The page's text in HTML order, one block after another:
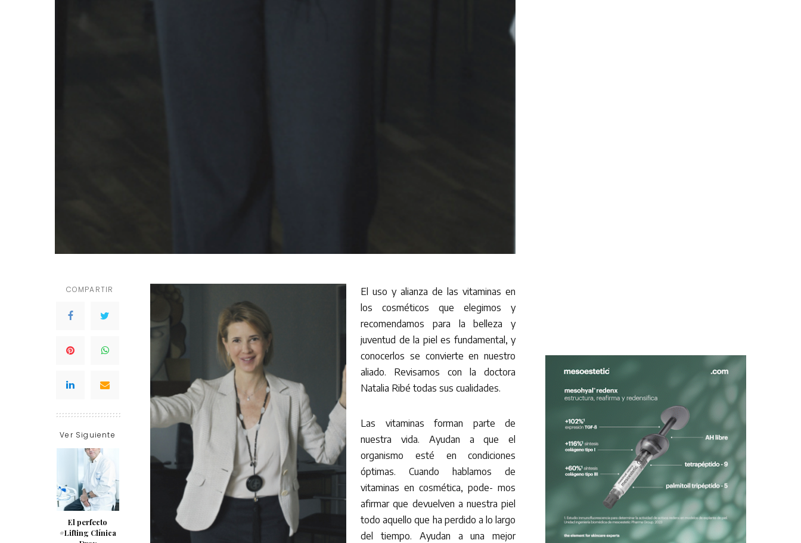
COMPARTIR
Ver Siguiente
El perfecto
#Lifting Clínica
El uso y alianza de las vitaminas en
los cosméticos que elegimos y
recomendamos para la belleza y
juventud de la piel es fundamental, y
conocerlos se convierte en nuestro
aliado. Revisamos con la doctora
Natalia Ribé todas sus cualidades.
Las vitaminas forman parte de
nuestra vida. Ayudan a que el
organismo esté en condiciones
óptimas. Cuando hablamos de
vitaminas en cosmética, pode- mos
afirmar que devuelven a nuestra piel
todo aquello que ha perdido a lo largo
del tiempo. Ayudan a una mejor